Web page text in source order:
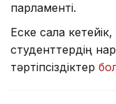
парламенті.
Еске сала
студенттердің
тәртіпсіздіктер